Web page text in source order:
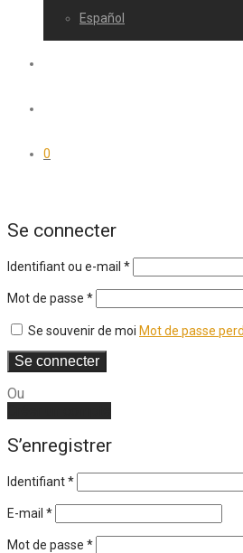
Español
0
Se connecter
Identifiant ou e-mail *
Mot de passe *
Se souvenir de moi Mot de passe
Se connecter
Ou
S’enregistrer
Identifiant*
E-mail *
Mot de passe *